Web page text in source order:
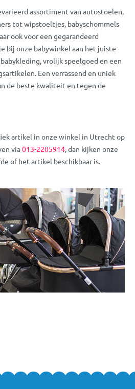
assortiment van autostoelen,
tot wipstoeltjes, babyschommels
ook voor een gegarandeerd
bij onze babywinkel aan het juiste
vrolijk speelgoed en een
Een verrassend en uniek
de beste kwaliteit en tegen de
artikel in onze winkel in Utrecht op
via013-2205914 , dan kijken onze
of het artikel beschikbaar is.